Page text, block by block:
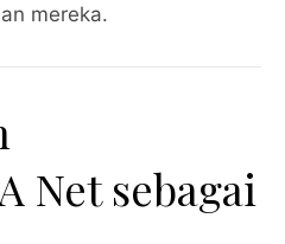
mereka.
Net sebagai